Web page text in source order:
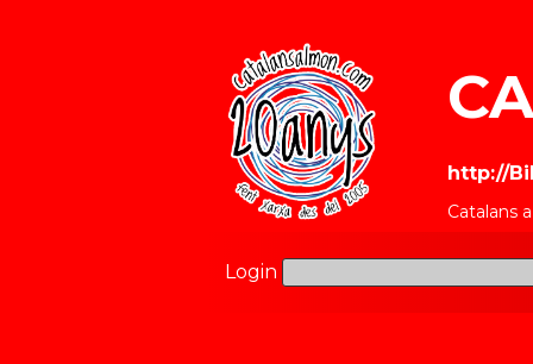
http://
Catalans
Login